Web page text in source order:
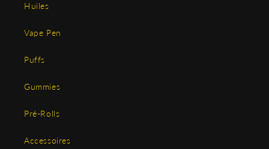
Huiles
Vape Pen
Puffs
Gummies
Pré-Rolls
Accessoires